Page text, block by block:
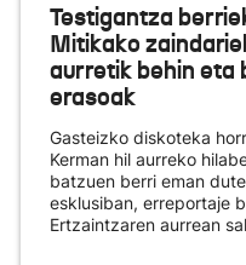
Testigantza
Mitikako
aurretik behin eta
erasoak
Gasteizko diskoteka
Kerman hil aurreko
batzuen berri eman
esklusiban, erreportaje
Ertzaintzaren aurrean